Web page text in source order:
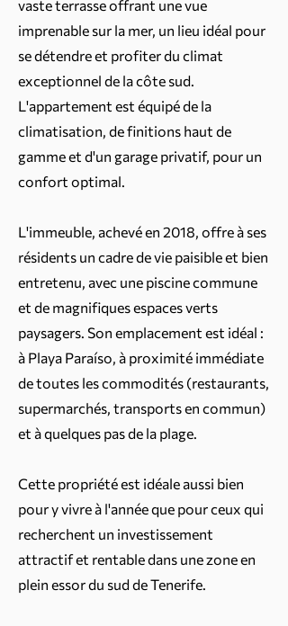
vaste terrasse offrant une vue
imprenable sur la mer, un lieu idéal pour
se détendre et profiter du climat
exceptionnel de la côte sud.
L'appartement est équipé de la
climatisation, de finitions haut de
gamme et d'un garage privatif, pour un
confort optimal.
L'immeuble, achevé en 2018, offre à ses
résidents un cadre de vie paisible et bien
entretenu, avec une piscine commune
et de magnifiques espaces verts
paysagers. Son emplacement est idéal :
à Playa Paraíso, à proximité immédiate
de toutes les commodités (restaurants,
supermarchés, transports en commun)
et à quelques pas de la plage.
Cette propriété est idéale aussi bien
pour y vivre à l'année que pour ceux qui
recherchent un investissement
attractif et rentable dans une zone en
plein essor du sud de Tenerife.